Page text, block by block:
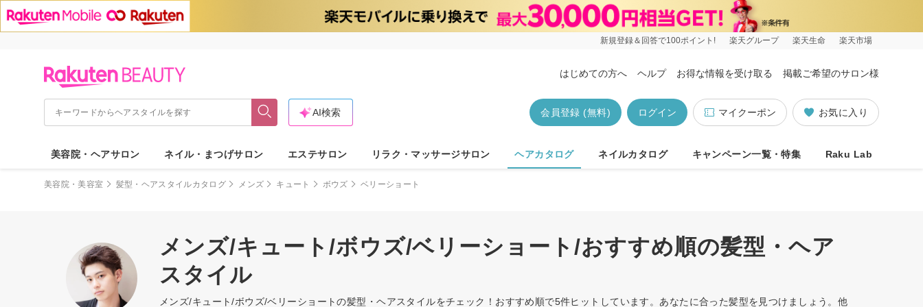
新規登録＆回答で100ポイント! 楽天グループ 楽天生命 楽天市場
はじめての方へ ヘルプ お得な情報を受け取る 掲載ご希望のサロン様
お気に入り
マイクーポン
ログイン
会員登録 (無料)
AI検索
美容院・ヘアサロン ネイル・まつげサロン エステサロン リラク・マッサージサロン ヘアカタログ ネイルカタログ キャンペーン一覧・特集 Raku Lab
美容院・美容室 髪型・ヘアスタイルカタログ メンズ キュート ボウズ ベリーショート
メンズ/キュート/ボウズ/ベリーショート/おすすめ順の髪型・ヘア
スタイル
メンズ/キュート/ボウズ/ベリーショートの髪型・ヘアスタイルをチェック！おすすめ順で5件ヒットしています。あなたに合った髪型を見つけましょう。他